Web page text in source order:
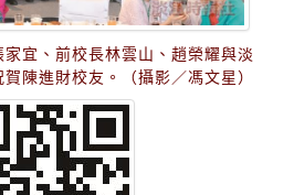
宜、前校長林雲山、趙榮耀與淡
陳進財校友。（攝影／馮文星）